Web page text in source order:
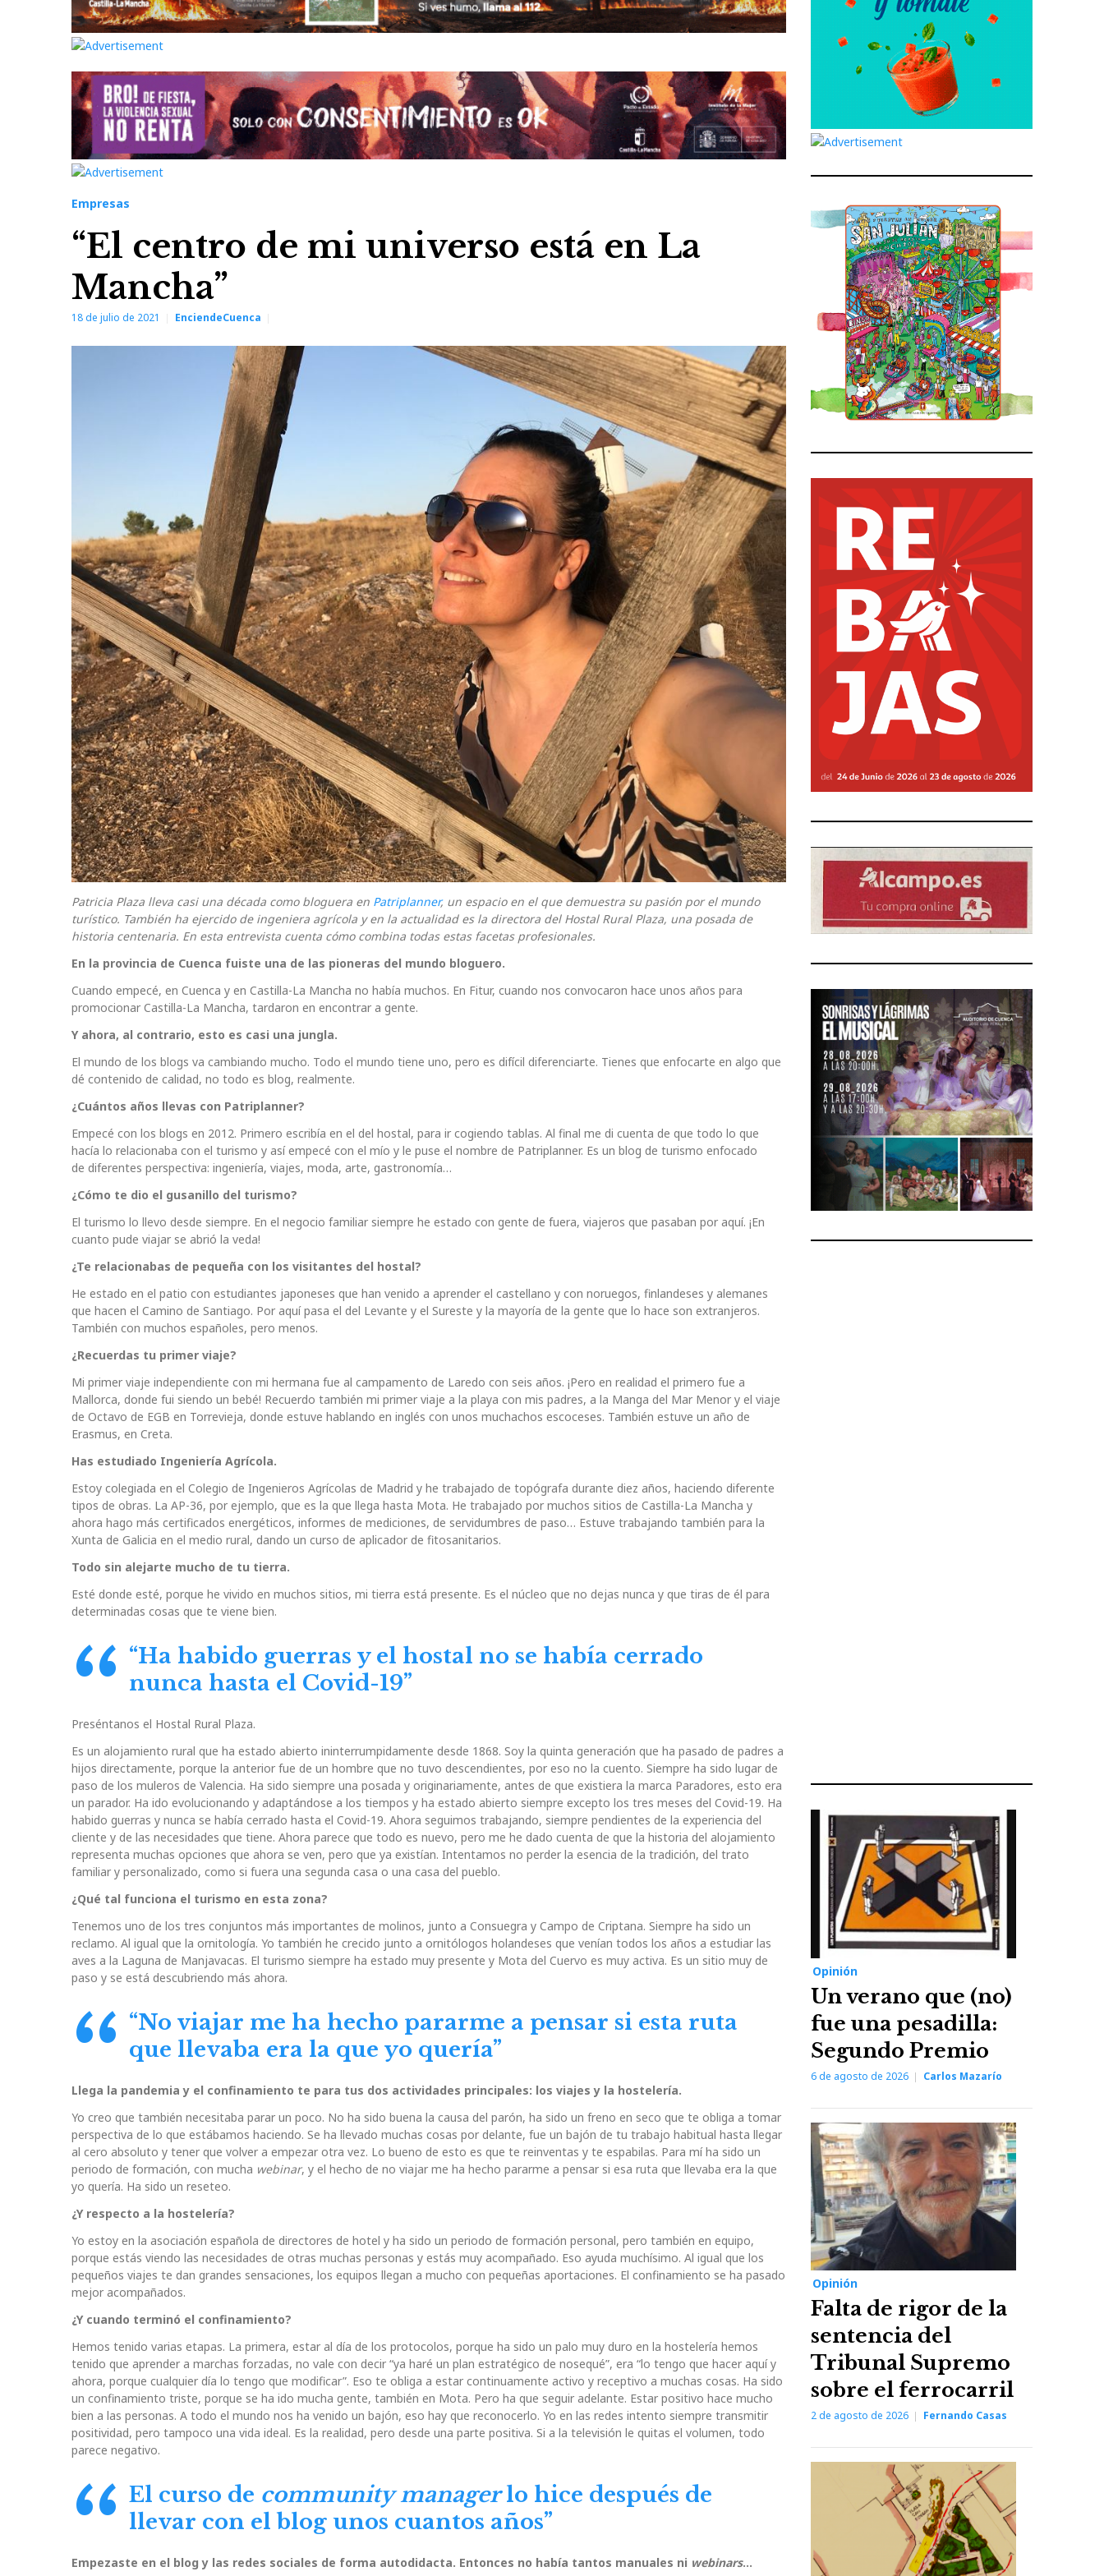
Empresas
“El centro de mi universo está en La
Mancha”
18 de julio de 2021 EnciendeCuenca
Patricia Plaza lleva casi una década como bloguera en Patriplanner, un espacio en el que demuestra su pasión por el mundo
turístico. También ha ejercido de ingeniera agrícola y en la actualidad es la directora del Hostal Rural Plaza, una posada de
historia centenaria. En esta entrevista cuenta cómo combina todas estas facetas profesionales.
En la provincia de Cuenca fuiste una de las pioneras del mundo bloguero.
Cuando empecé, en Cuenca y en Castilla-La Mancha no había muchos. En Fitur, cuando nos convocaron hace unos años para
promocionar Castilla-La Mancha, tardaron en encontrar a gente.
Y ahora, al contrario, esto es casi una jungla.
El mundo de los blogs va cambiando mucho. Todo el mundo tiene uno, pero es difícil diferenciarte. Tienes que enfocarte en algo que
dé contenido de calidad, no todo es blog, realmente.
¿Cuántos años llevas con Patriplanner?
Empecé con los blogs en 2012. Primero escribía en el del hostal, para ir cogiendo tablas. Al final me di cuenta de que todo lo que
hacía lo relacionaba con el turismo y así empecé con el mío y le puse el nombre de Patriplanner. Es un blog de turismo enfocado
de diferentes perspectiva: ingeniería, viajes, moda, arte, gastronomía…
¿Cómo te dio el gusanillo del turismo?
El turismo lo llevo desde siempre. En el negocio familiar siempre he estado con gente de fuera, viajeros que pasaban por aquí. ¡En
cuanto pude viajar se abrió la veda!
¿Te relacionabas de pequeña con los visitantes del hostal?
He estado en el patio con estudiantes japoneses que han venido a aprender el castellano y con noruegos, finlandeses y alemanes
que hacen el Camino de Santiago. Por aquí pasa el del Levante y el Sureste y la mayoría de la gente que lo hace son extranjeros.
También con muchos españoles, pero menos.
¿Recuerdas tu primer viaje?
Mi primer viaje independiente con mi hermana fue al campamento de Laredo con seis años. ¡Pero en realidad el primero fue a
Mallorca, donde fui siendo un bebé! Recuerdo también mi primer viaje a la playa con mis padres, a la Manga del Mar Menor y el viaje
de Octavo de EGB en Torrevieja, donde estuve hablando en inglés con unos muchachos escoceses. También estuve un año de
Erasmus, en Creta.
Has estudiado Ingeniería Agrícola.
Estoy colegiada en el Colegio de Ingenieros Agrícolas de Madrid y he trabajado de topógrafa durante diez años, haciendo diferente
tipos de obras. La AP-36, por ejemplo, que es la que llega hasta Mota. He trabajado por muchos sitios de Castilla-La Mancha y
ahora hago más certificados energéticos, informes de mediciones, de servidumbres de paso… Estuve trabajando también para la
Xunta de Galicia en el medio rural, dando un curso de aplicador de fitosanitarios.
Todo sin alejarte mucho de tu tierra.
Esté donde esté, porque he vivido en muchos sitios, mi tierra está presente. Es el núcleo que no dejas nunca y que tiras de él para
determinadas cosas que te viene bien.
“Ha habido guerras y el hostal no se había cerrado
nunca hasta el Covid-19”
Preséntanos el Hostal Rural Plaza.
Es un alojamiento rural que ha estado abierto ininterrumpidamente desde 1868. Soy la quinta generación que ha pasado de padres a
hijos directamente, porque la anterior fue de un hombre que no tuvo descendientes, por eso no la cuento. Siempre ha sido lugar de
paso de los muleros de Valencia. Ha sido siempre una posada y originariamente, antes de que existiera la marca Paradores, esto era
un parador. Ha ido evolucionando y adaptándose a los tiempos y ha estado abierto siempre excepto los tres meses del Covid-19. Ha
habido guerras y nunca se había cerrado hasta el Covid-19. Ahora seguimos trabajando, siempre pendientes de la experiencia del
cliente y de las necesidades que tiene. Ahora parece que todo es nuevo, pero me he dado cuenta de que la historia del alojamiento
representa muchas opciones que ahora se ven, pero que ya existían. Intentamos no perder la esencia de la tradición, del trato
familiar y personalizado, como si fuera una segunda casa o una casa del pueblo.
¿Qué tal funciona el turismo en esta zona?
Tenemos uno de los tres conjuntos más importantes de molinos, junto a Consuegra y Campo de Criptana. Siempre ha sido un
reclamo. Al igual que la ornitología. Yo también he crecido junto a ornitólogos holandeses que venían todos los años a estudiar las
aves a la Laguna de Manjavacas. El turismo siempre ha estado muy presente y Mota del Cuervo es muy activa. Es un sitio muy de
paso y se está descubriendo más ahora.
“No viajar me ha hecho pararme a pensar si esta ruta
que llevaba era la que yo quería”
Llega la pandemia y el confinamiento te para tus dos actividades principales: los viajes y la hostelería.
Yo creo que también necesitaba parar un poco. No ha sido buena la causa del parón, ha sido un freno en seco que te obliga a tomar
perspectiva de lo que estábamos haciendo. Se ha llevado muchas cosas por delante, fue un bajón de tu trabajo habitual hasta llegar
al cero absoluto y tener que volver a empezar otra vez. Lo bueno de esto es que te reinventas y te espabilas. Para mí ha sido un
periodo de formación, con mucha webinar, y el hecho de no viajar me ha hecho pararme a pensar si esa ruta que llevaba era la que
yo quería. Ha sido un reseteo.
¿Y respecto a la hostelería?
Yo estoy en la asociación española de directores de hotel y ha sido un periodo de formación personal, pero también en equipo,
porque estás viendo las necesidades de otras muchas personas y estás muy acompañado. Eso ayuda muchísimo. Al igual que los
pequeños viajes te dan grandes sensaciones, los equipos llegan a mucho con pequeñas aportaciones. El confinamiento se ha pasado
mejor acompañados.
¿Y cuando terminó el confinamiento?
Hemos tenido varias etapas. La primera, estar al día de los protocolos, porque ha sido un palo muy duro en la hostelería hemos
tenido que aprender a marchas forzadas, no vale con decir “ya haré un plan estratégico de nosequé”, era “lo tengo que hacer aquí y
ahora, porque cualquier día lo tengo que modificar”. Eso te obliga a estar continuamente activo y receptivo a muchas cosas. Ha sido
un confinamiento triste, porque se ha ido mucha gente, también en Mota. Pero ha que seguir adelante. Estar positivo hace mucho
bien a las personas. A todo el mundo nos ha venido un bajón, eso hay que reconocerlo. Yo en las redes intento siempre transmitir
positividad, pero tampoco una vida ideal. Es la realidad, pero desde una parte positiva. Si a la televisión le quitas el volumen, todo
parece negativo.
El curso de community managerlo hice después de
llevar con el blog unos cuantos años”
Empezaste en el blog y las redes sociales de forma autodidacta. Entonces no había tantos manuales ni webinars…
Opinión
Un verano que (no)
fue una pesadilla:
Segundo Premio
6 de agosto de 2026 Carlos Mazarío
Opinión
Falta de rigor de la
sentencia del
Tribunal Supremo
sobre el ferrocarril
2 de agosto de 2026 Fernando Casas